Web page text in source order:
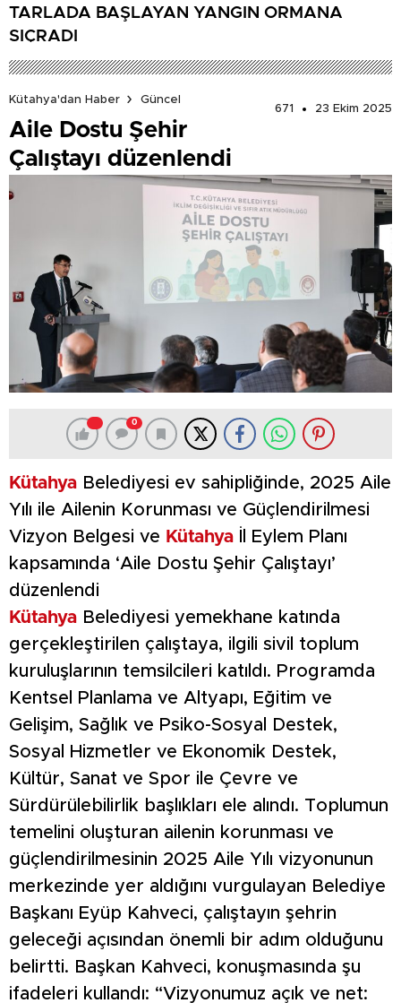
TARLADA BAŞLAYAN YANGIN ORMANA
SIÇRADI
Kütahya'dan Haber
Güncel
671
23 Ekim 2025
Aile Dostu Şehir
Çalıştayı düzenlendi
0
Kütahya Belediyesi ev sahipliğinde, 2025 Aile
Yılı ile Ailenin Korunması ve Güçlendirilmesi
Vizyon Belgesi ve Kütahya İl Eylem Planı
kapsamında ‘Aile Dostu Şehir Çalıştayı’
düzenlendi
Kütahya Belediyesi yemekhane katında
gerçekleştirilen çalıştaya, ilgili sivil toplum
kuruluşlarının temsilcileri katıldı. Programda
Kentsel Planlama ve Altyapı, Eğitim ve
Gelişim, Sağlık ve Psiko-Sosyal Destek,
Sosyal Hizmetler ve Ekonomik Destek,
Kültür, Sanat ve Spor ile Çevre ve
Sürdürülebilirlik başlıkları ele alındı. Toplumun
temelini oluşturan ailenin korunması ve
güçlendirilmesinin 2025 Aile Yılı vizyonunun
merkezinde yer aldığını vurgulayan Belediye
Başkanı Eyüp Kahveci, çalıştayın şehrin
geleceği açısından önemli bir adım olduğunu
belirtti. Başkan Kahveci, konuşmasında şu
ifadeleri kullandı: “Vizyonumuz açık ve net: